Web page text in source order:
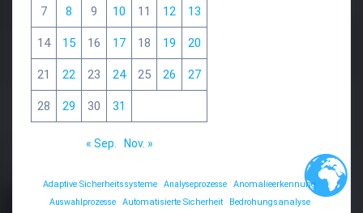
7 8 9 10 11 12 13
14 15 16 17 18 19 20
21 22 23 24 25 26 27
28 29 30 31
« Sep. Nov. »
Adaptive Sicherheitssysteme Analyseprozesse
Anomalieerkennung
Auswahlprozesse
Automatisierte Sicherheit Bedrohungsanalyse